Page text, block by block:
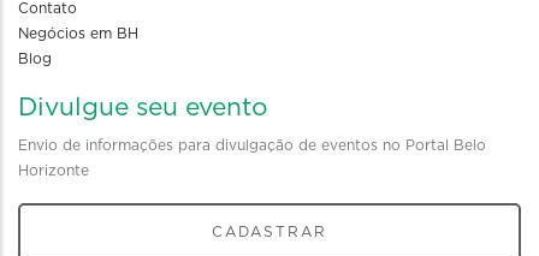
Contato
Negócios em BH
Blog
Divulgue seu evento
Envio de informações para divulgação de eventos no Portal Belo
Horizonte
CADASTRAR